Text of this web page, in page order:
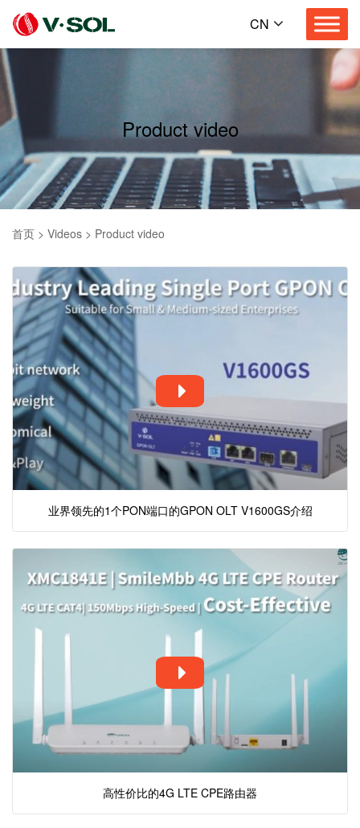
CN
Product video
首页 > Videos > Product video
业界领先的1个PON端口的GPON OLT V1600GS介绍
高性价比的4G LTE CPE路由器